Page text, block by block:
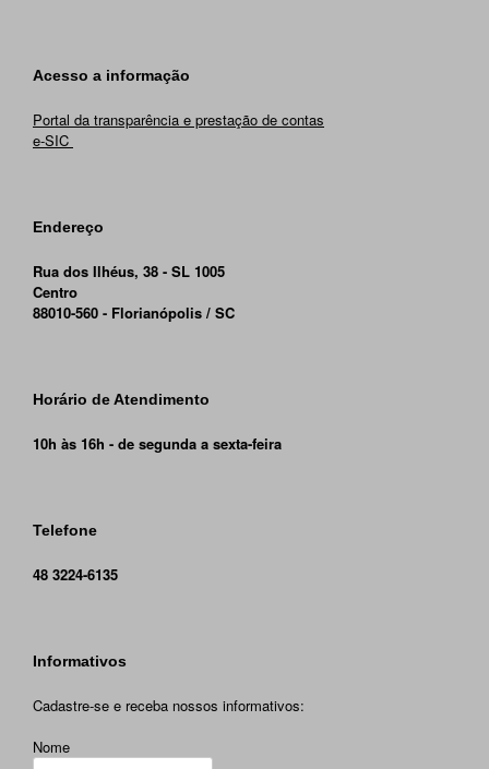
Acesso a informação
Portal da transparência e prestação de contas
e-SIC
Endereço
Rua dos Ilhéus, 38 - SL 1005
Centro
88010-560 - Florianópolis / SC
Horário de Atendimento
10h às 16h - de segunda a sexta-feira
Telefone
48 3224-6135
Informativos
Cadastre-se e receba nossos informativos:
Nome